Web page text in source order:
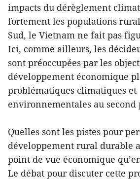
impacts du dérèglement
fortement les populations
Sud, le Vietnam ne fait pas
Ici, comme ailleurs, les
sont préoccupées par les
développement économique
problématiques climatiques et
environnementales au second
Quelles sont les pistes pour
développement rural durable
point de vue économique
Le débat pour discuter cette